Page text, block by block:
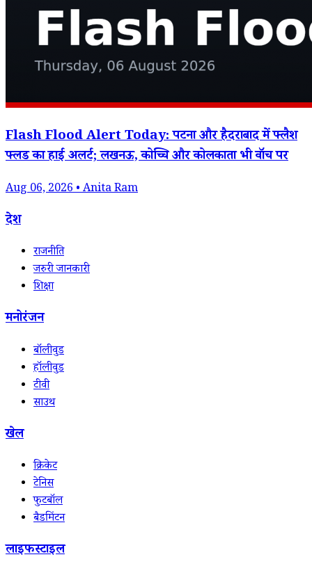
Flash Flood Alert Today: पटना और हैदराबाद में फ्लैश
फ्लड का हाई अलर्ट; लखनऊ, कोच्चि और कोलकाता भी वॉच पर
Aug 06, 2026 • Anita Ram
देश
राजनीति
जरुरी जानकारी
शिक्षा
मनोरंजन
बॉलीवुड
हॉलीवुड
टीवी
साउथ
खेल
क्रिकेट
टेनिस
फुटबॉल
बैडमिंटन
लाइफस्टाइल